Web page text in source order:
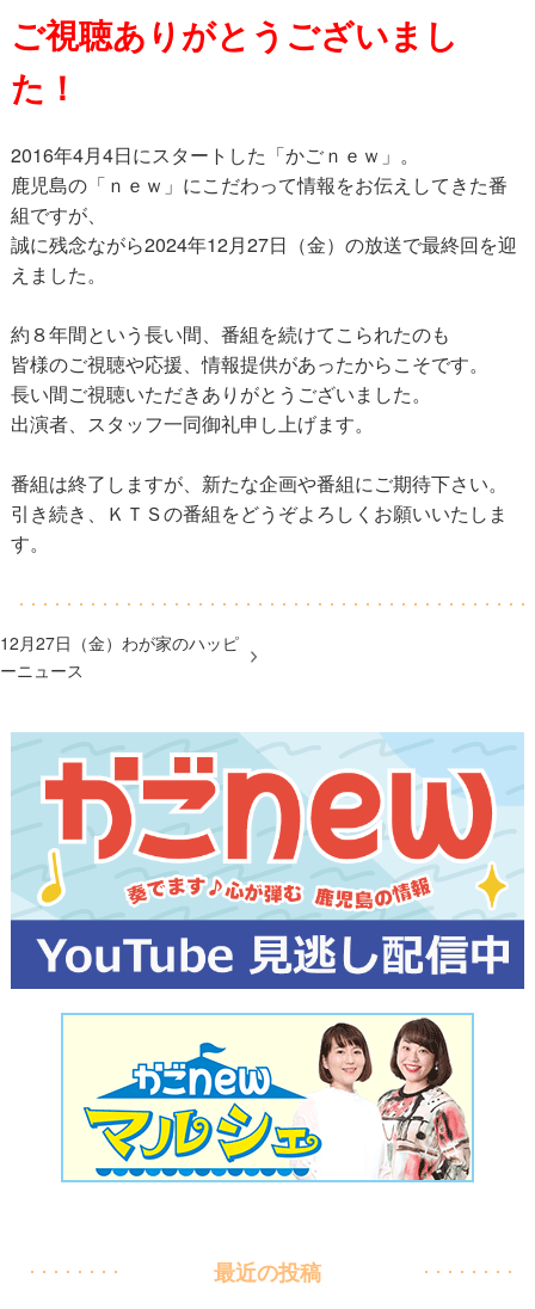
ご視聴ありがとうございまし
た！
2016年4月4日にスタートした「かごｎｅｗ」。
鹿児島の「ｎｅｗ」にこだわって情報をお伝えしてきた番
組ですが、
誠に残念ながら2024年12月27日（金）の放送で最終回を迎
えました。
約８年間という長い間、番組を続けてこられたのも
皆様のご視聴や応援、情報提供があったからこそです。
長い間ご視聴いただきありがとうございました。
出演者、スタッフ一同御礼申し上げます。
番組は終了しますが、新たな企画や番組にご期待下さい。
引き続き、ＫＴＳの番組をどうぞよろしくお願いいたしま
す。
12月27日（金）わが家のハッピ
ーニュース
最近の投稿